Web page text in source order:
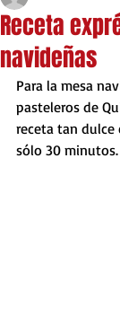
Receta
navideñas
Para la mesa
pasteleros de
receta tan dulce
sólo 30 minutos.